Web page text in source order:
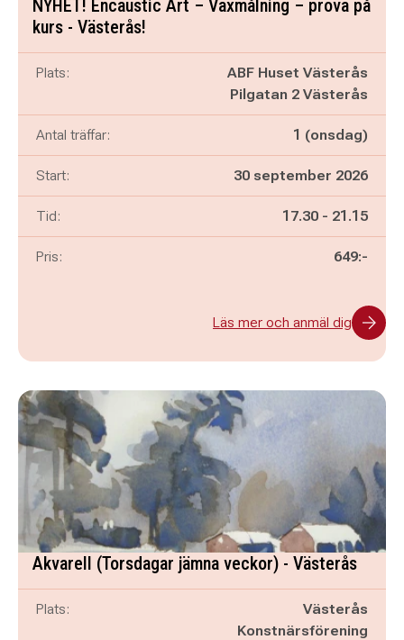
NYHET! Encaustic Art – Vaxmålning – prova på
kurs - Västerås!
Plats:
ABF Huset Västerås
Pilgatan 2 Västerås
Antal träffar: 1 (onsdag)
Start: 30 september 2026
Tid: Pågår mellan
17.30 - och
21.15
Pris: 649:-
Läs mer och anmäl dig
Akvarell (Torsdagar jämna veckor) - Västerås
Plats:
Västerås
Konstnärsförening